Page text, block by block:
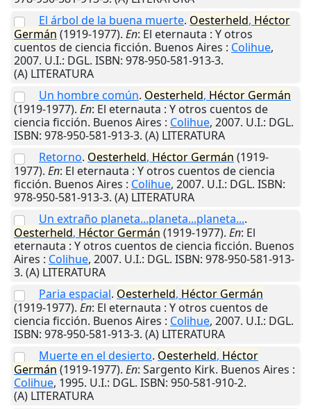
El árbol de la buena muerte. Oesterheld, Héctor
Germán (1919-1977). En: El eternauta : Y otros
cuentos de ciencia ficción. Buenos Aires : Colihue,
2007. U.I.: DGL. ISBN: 978-950-581-913-3.
(A) LITERATURA
Un hombre común. Oesterheld, Héctor Germán
(1919-1977). En: El eternauta : Y otros cuentos de
ciencia ficción. Buenos Aires : Colihue, 2007. U.I.: DGL.
ISBN: 978-950-581-913-3. (A) LITERATURA
Retorno. Oesterheld, Héctor Germán (1919-
1977). En: El eternauta : Y otros cuentos de ciencia
ficción. Buenos Aires : Colihue, 2007. U.I.: DGL. ISBN:
978-950-581-913-3. (A) LITERATURA
Un extraño planeta...planeta...planeta....
Oesterheld, Héctor Germán (1919-1977). En: El
eternauta : Y otros cuentos de ciencia ficción. Buenos
Aires : Colihue, 2007. U.I.: DGL. ISBN: 978-950-581-913-
3. (A) LITERATURA
Paria espacial. Oesterheld, Héctor Germán
(1919-1977). En: El eternauta : Y otros cuentos de
ciencia ficción. Buenos Aires : Colihue, 2007. U.I.: DGL.
ISBN: 978-950-581-913-3. (A) LITERATURA
Muerte en el desierto. Oesterheld, Héctor
Germán (1919-1977). En: Sargento Kirk. Buenos Aires :
Colihue, 1995. U.I.: DGL. ISBN: 950-581-910-2.
(A) LITERATURA